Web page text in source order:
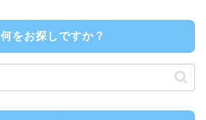
何をお探しですか？